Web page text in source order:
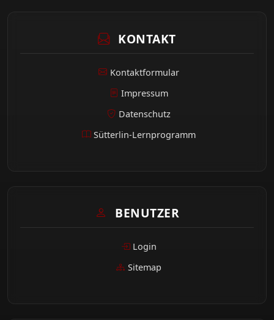
KONTAKT
Kontaktformular
Impressum
Datenschutz
Sütterlin-Lernprogramm
BENUTZER
Login
Sitemap